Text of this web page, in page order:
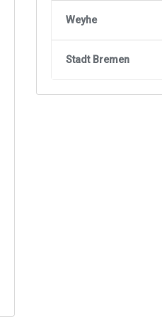
Weyhe
Stadt Bremen